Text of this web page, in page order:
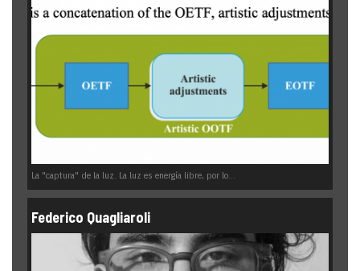
La "captura" de la luz. La luz es energía libre, por lo...
Federico Quagliaroli